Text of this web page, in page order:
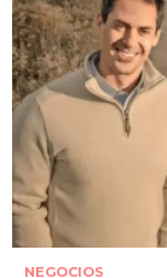
NEGOCIOS